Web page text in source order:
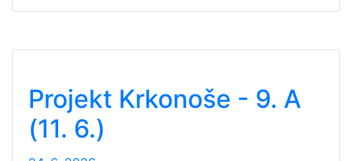
Projekt Krkonoše - 9. A
(11. 6.)